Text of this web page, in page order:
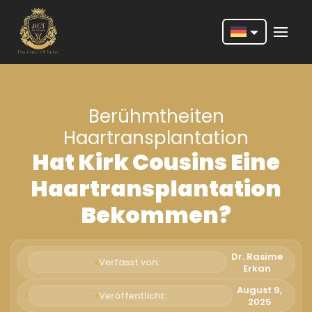
Français
Deutsch
Português
Español
Türkçe
Italiano
Română
Berühmtheiten
Haartransplantation
Hat Kirk Cousins Eine
Haartransplantation
Bekommen?
Verfasst von:
Dr. Rasime
Erkan
Veröffentlicht:
August 9,
2025